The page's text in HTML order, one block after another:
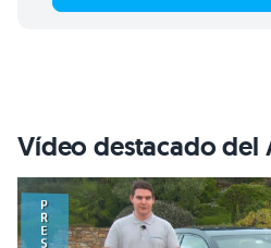
Vídeo destacado del